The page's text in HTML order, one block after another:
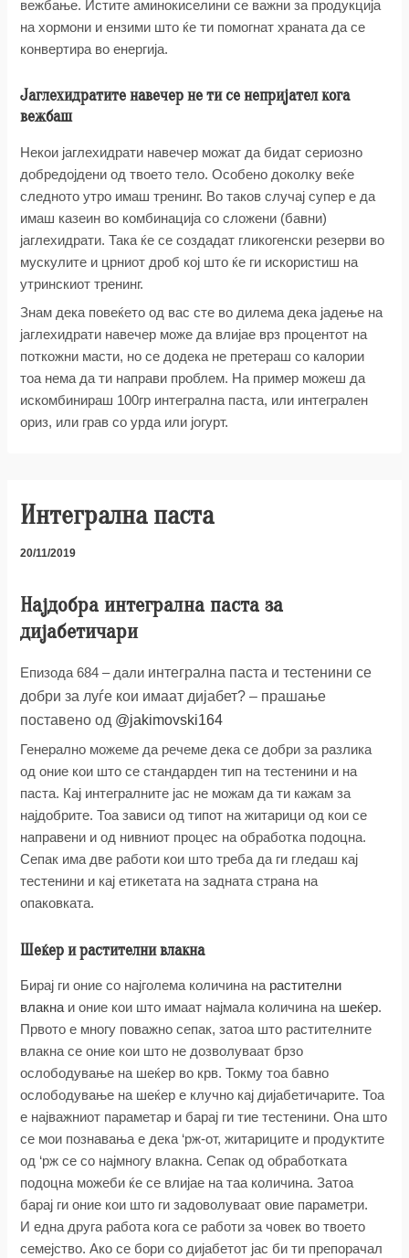
вежбање. Истите аминокиселини се важни за продукција
на хормони и ензими што ќе ти помогнат храната да се
конвертира во енергија.
Јаглехидратите навечер не ти се непријател кога
вежбаш
Некои јаглехидрати навечер можат да бидат сериозно
добредојдени од твоето тело. Особено доколку веќе
следното утро имаш тренинг. Во таков случај супер е да
имаш казеин во комбинација со сложени (бавни)
јаглехидрати. Така ќе се создадат гликогенски резерви во
мускулите и црниот дроб кој што ќе ги искористиш на
утринскиот тренинг.
Знам дека повеќето од вас сте во дилема дека јадење на
јаглехидрати навечер може да влијае врз процентот на
поткожни масти, но се додека не претераш со калории
тоа нема да ти направи проблем. На пример можеш да
искомбинираш 100гр интегрална паста, или интегрален
ориз, или грав со урда или јогурт.
Интегрална паста
20/11/2019
Најдобра интегрална паста за
дијабетичари
Епизода 684 – дали интегрална паста и тестенини се
добри за луѓе кои имаат дијабет? – прашање
поставено од @jakimovski164
Генерално можеме да речеме дека се добри за разлика
од оние кои што се стандарден тип на тестенини и на
паста. Кај интегралните јас не можам да ти кажам за
најдобрите. Тоа зависи од типот на житарици од кои се
направени и од нивниот процес на обработка подоцна.
Сепак има две работи кои што треба да ги гледаш кај
тестенини и кај етикетата на задната страна на
опаковката.
Шеќер и растителни влакна
Бирај ги оние со најголема количина на растителни
влакнаи оние кои што имаат најмала количина на шеќер.
Првото е многу поважно сепак, затоа што растителните
влакна се оние кои што не дозволуваат брзо
ослободување на шеќер во крв. Токму тоа бавно
ослободување на шеќер е клучно кај дијабетичарите. Тоа
е најважниот параметар и барај ги тие тестенини. Она што
се мои познавања е дека ‘рж-от, житариците и продуктите
од ‘рж се со најмногу влакна. Сепак од обработката
подоцна можеби ќе се влијае на таа количина. Затоа
барај ги оние кои што ги задоволуваат овие параметри.
И една друга работа кога се работи за човек во твоето
семејство. Ако се бори со дијабетот јас би ти препорачал